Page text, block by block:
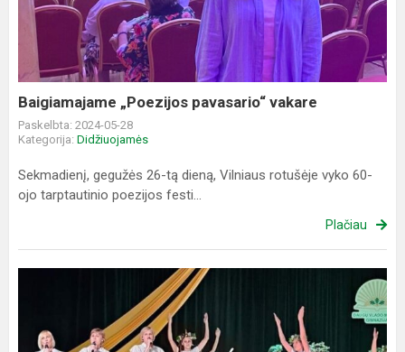
vakare
Baigiamajame „Poezijos pavasario“ vakare
Paskelbta: 2024-05-28
Kategorija: Didžiuojamės
Sekmadienį, gegužės 26-tą dieną, Vilniaus rotušėje vyko 60-
ojo tarptautinio poezijos festi...
Plačiau
gimnazijai